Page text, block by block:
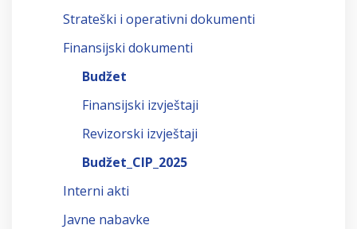
Strateški i operativni dokumenti
Finansijski dokumenti
Budžet
Finansijski izvještaji
Revizorski izvještaji
Budžet_CIP_2025
Interni akti
Javne nabavke